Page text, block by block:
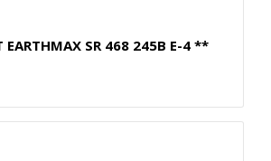
EARTHMAX SR 468 245B E-4 **